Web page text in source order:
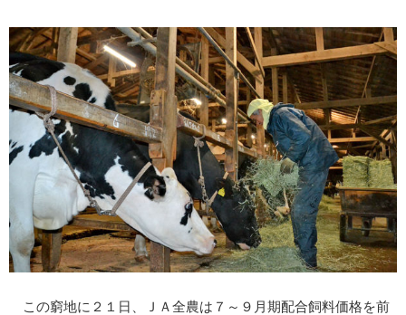
この窮地に２１日、ＪＡ全農は７～９月期配合飼料価格を前